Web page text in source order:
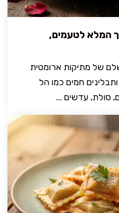
המלא לטעמים,
של מתיקות ארומטית
חמים כמו הל
סולת, עדשים ...